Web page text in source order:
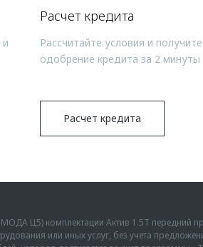
Расчет кредита
Рассчитайте условия и получите
одобрение кредита за 2 минуты
Расчет кредита
Ц5) комплектации Актив 1.5Т передний
или иных услуг, без учета